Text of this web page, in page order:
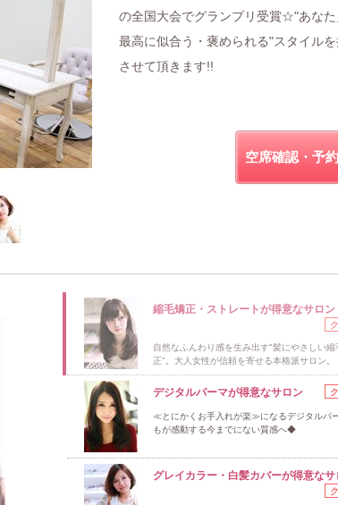
の全国大会でグランプリ受賞☆"あな
最高に似合う・褒められる"スタイル
させて頂きます!!
空席確認・予
縮毛矯正・ストレートが得意なサロン
自然なふんわり感を生み出す"髪にやさしい縮
正"。大人女性が信頼を寄せる本格派サロン。
デジタルパーマが得意なサロン
≪とにかくお手入れが楽≫になるデジタルパ
もが感動する今までにない質感へ◆
グレイカラー・白髪カバーが得意なサ